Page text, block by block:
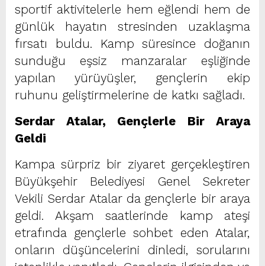
sportif aktivitelerle hem eğlendi hem de
günlük hayatın stresinden uzaklaşma
fırsatı buldu. Kamp süresince doğanın
sunduğu eşsiz manzaralar eşliğinde
yapılan yürüyüşler, gençlerin ekip
ruhunu geliştirmelerine de katkı sağladı.
Serdar Atalar, Gençlerle Bir Araya
Geldi
Kampa sürpriz bir ziyaret gerçekleştiren
Büyükşehir Belediyesi Genel Sekreter
Vekili Serdar Atalar da gençlerle bir araya
geldi. Akşam saatlerinde kamp ateşi
etrafında gençlerle sohbet eden Atalar,
onların düşüncelerini dinledi, sorularını